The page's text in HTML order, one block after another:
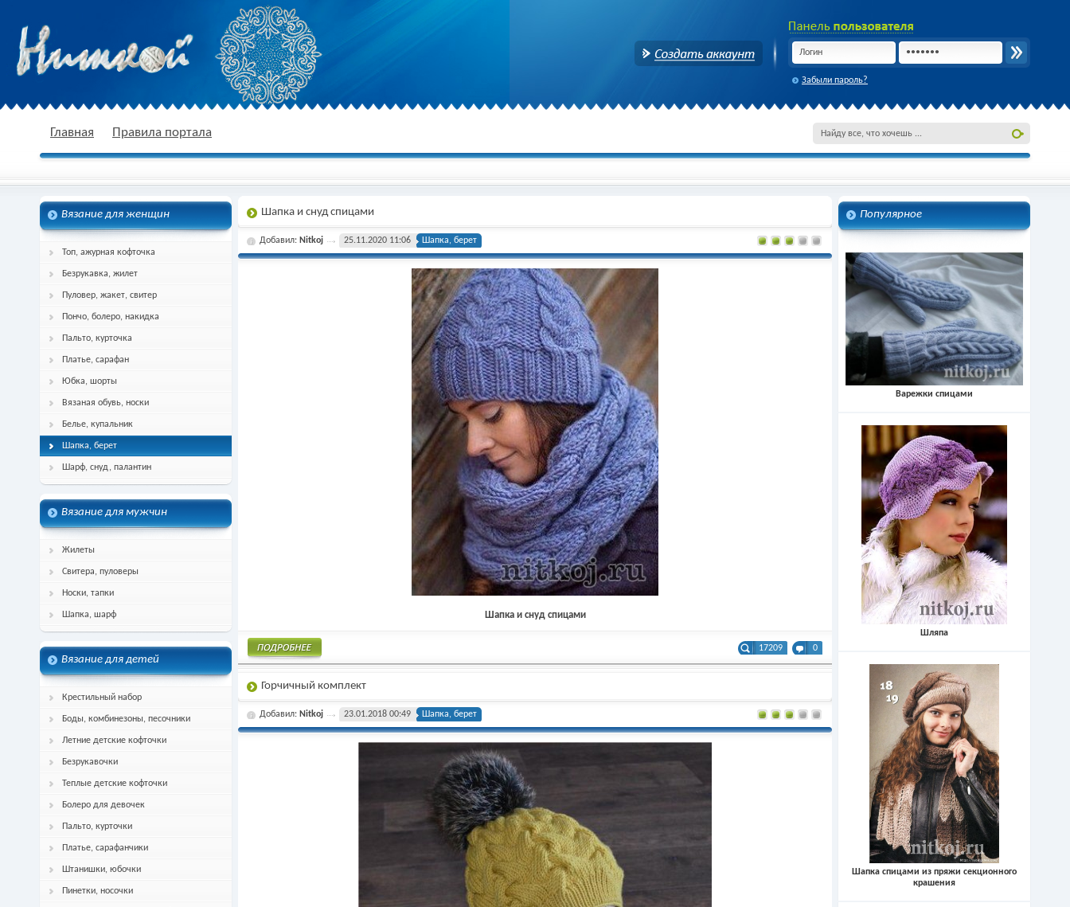
спицами, схема и описание
Забыли пароль?
Главная Правила портала
Вязание для женщин
Топ, ажурная кофточка
Безрукавка, жилет
Пуловер, жакет, свитер
Пончо, болеро, накидка
Пальто, курточка
Платье, сарафан
Юбка, шорты
Вязаная обувь, носки
Белье, купальник
Шапка, берет
Шарф, снуд, палантин
Вязание для мужчин
Жилеты
Свитера, пуловеры
Носки, тапки
Шапка, шарф
Вязание для детей
Крестильный набор
Боды, комбинезоны, песочники
Летние детские кофточки
Безрукавочки
Теплые детские кофточки
Болеро для девочек
Пальто, курточки
Платье, сарафанчики
Штанишки, юбочки
Пинетки, носочки
Популярное
Варежки спицами
Шляпа
Шапка спицами из пряжи секционного
крашения
Шапка и снуд спицами
Добавил: Nitkoj 25.11.2020 11:06 Шапка, берет
Шапка и снуд спицами
17209 0
Горчичный комплект
Добавил: Nitkoj 23.01.2018 00:49 Шапка, берет